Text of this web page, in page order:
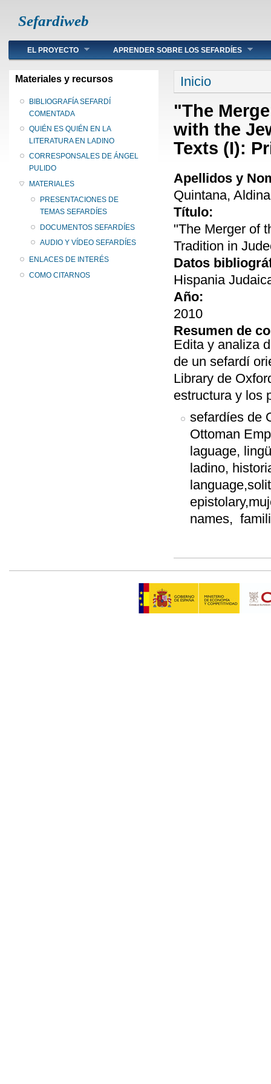
Sefardiweb
Main menu
EL PROYECTO APRENDER SOBRE LOS SEFARDÍES
Materiales y recursos
BIBLIOGRAFÍA SEFARDÍ
COMENTADA
QUIÉN ES QUIÉN EN LA
LITERATURA EN LADINO
CORRESPONSALES DE ÁNGEL
PULIDO
MATERIALES
PRESENTACIONES DE
TEMAS SEFARDÍES
DOCUMENTOS SEFARDÍES
AUDIO Y VÍDEO SEFARDÍES
ENLACES DE INTERÉS
COMO CITARNOS
Se encuentra
Inicio
"The
with the
Texts (I):
Apellidos y
Quintana, Aldina
Título:
"The Merger of
Tradition in
Datos
Hispania
Año:
2010
Resumen de
Edita y analiza
de un sefardí
Library de
estructura y los
sefardíes de
Ottoman
laguage,
ladino,
names,